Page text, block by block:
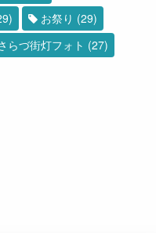
お祭り (29)
らづ街灯フォト (27)